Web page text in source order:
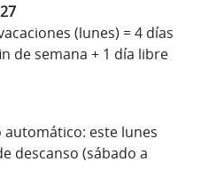
(lunes) = 4 días
de semana + 1 día libre
automático: este lunes
descanso (sábado a